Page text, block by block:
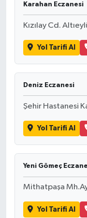
Karahan Eczanesi
Kızılay Cd.
Yol Tarifi Al
Deniz Eczanesi
Şehir Hastanesi
Yol Tarifi Al
Yeni Gömeç
Mithatpaşa
Yol Tarifi Al